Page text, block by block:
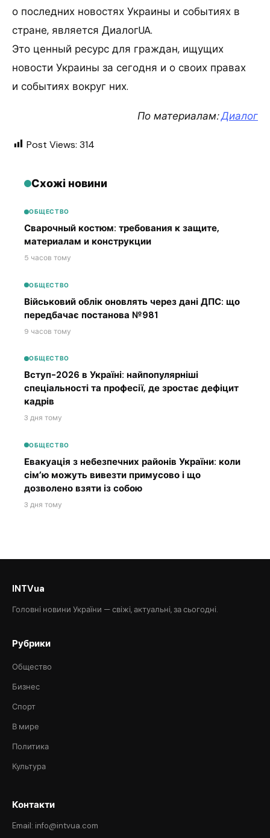
о последних новостях Украины и событиях в
стране, является ДиалогUA.
Это ценный ресурс для граждан, ищущих
новости Украины за сегодня и о своих правах
и событиях вокруг них.
По материалам:Диалог
Post Views: 314
Схожі новини
ОБЩЕСТВО
Сварочный костюм: требования к защите,
материалам и конструкции
5 часов тому
ОБЩЕСТВО
Військовий облік оновлять через дані ДПС: що
передбачає постанова №981
9 часов тому
ОБЩЕСТВО
Вступ-2026 в Україні: найпопулярніші
спеціальності та професії, де зростає дефіцит
кадрів
3 дня тому
ОБЩЕСТВО
Евакуація з небезпечних районів України: коли
сім’ю можуть вивезти примусово і що
дозволено взяти із собою
3 дня тому
INTVua
Головні новини України — свіжі, актуальні, за сьогодні.
Рубрики
Общество
Бизнес
Спорт
В мире
Политика
Культура
Контакти
Email: info@intvua.com